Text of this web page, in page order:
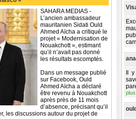
SAHARA MEDIAS -
L’ancien ambassadeur
mauritanien Sidati Ould
Ahmed Aïcha a critiqué le
projet « Modernisation de
Nouakchott », estimant
qu’il n’avait pas donné
les résultats escomptés.
Dans un message publié
sur Facebook, Ould
Ahmed Aïcha a déclaré
être revenu à Nouakchott
après près de 11 mois
d’absence, précisant qu’il
les discussions autour du projet de
Il
plus